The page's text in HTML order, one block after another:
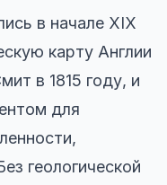
в начале XIX
карту Англии
в 1815 году, и
для
геологической